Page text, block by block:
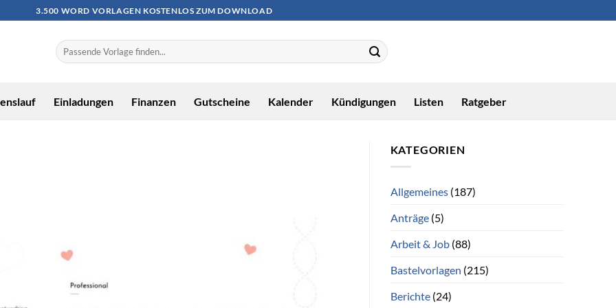
3.500 WORD VORLAGEN KOSTENLOS ZUM DOWNLOAD
Einladungen Finanzen Gutscheine Kalender Kündigungen Listen Ratgeber
KATEGORIEN
Allgemeines(187)
Anträge(5)
Arbeit & Job(88)
Bastelvorlagen (215)
Berichte(24)